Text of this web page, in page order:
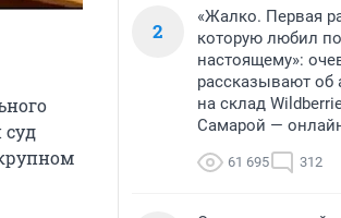
суд
2
«Жалко. Первая
которую любил
настоящему»:
рассказывают об
на склад
Самарой —
61 695 312